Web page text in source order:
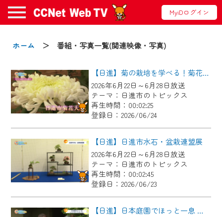
MyiDログイン
ホーム ＞ 番組・写真一覧(関連映像・写真)
【日進】菊の栽培を学べる！菊花大会に向けた菊づくり講習会
2026年6月22日～6月28日放送
テーマ：日進市のトピックス
再生時間：00:02:25
登録日：2026/06/24
【日進】日進市水石・盆栽連盟展
2026年6月22日～6月28日放送
テーマ：日進市のトピックス
再生時間：00:02:45
登録日：2026/06/23
【日進】日本庭園でほっと一息 にっしんオープンガーデン
お知らせ
2024/09/02
動画配信サービス『CCNet Web TV』は2024
年9月24日からリニューアルします！
【変更点】
◆デザイン変更により、お住まいの地域
の動画コンテンツが一目瞭然。
◆当社アプリやＰＣブラウザから、いつ
でも・どこでも・外出先でも！
CCNetサービスエリア20市町の地域情報
番組をご視聴いただけます！